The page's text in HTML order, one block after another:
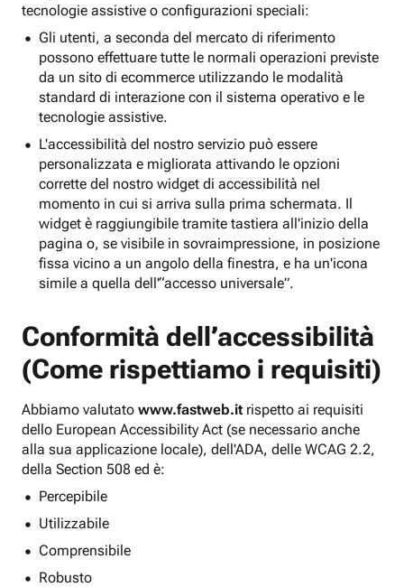
tecnologie assistive o configurazioni speciali:
Gli utenti, a seconda del mercato di riferimento
possono effettuare tutte le normali operazioni previste
da un sito di ecommerce utilizzando le modalità
standard di interazione con il sistema operativo e le
tecnologie assistive.
L'accessibilità del nostro servizio può essere
personalizzata e migliorata attivando le opzioni
corrette del nostro widget di accessibilità nel
momento in cui si arriva sulla prima schermata. Il
widget è raggiungibile tramite tastiera all'inizio della
pagina o, se visibile in sovraimpressione, in posizione
fissa vicino a un angolo della finestra, e ha un'icona
simile a quella dell'“accesso universale”.
Conformità dell’accessibilità
(Come rispettiamo i requisiti)
Abbiamo valutato www.fastweb.it rispetto ai requisiti
dello European Accessibility Act (se necessario anche
alla sua applicazione locale), dell'ADA, delle WCAG 2.2,
della Section 508 ed è:
Percepibile
Utilizzabile
Comprensibile
Robusto